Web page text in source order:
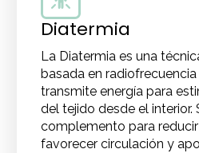
Diatermia
La Diatermia es una
basada en
transmite energía para
del tejido desde el interior.
complemento para
favorecer circulación y